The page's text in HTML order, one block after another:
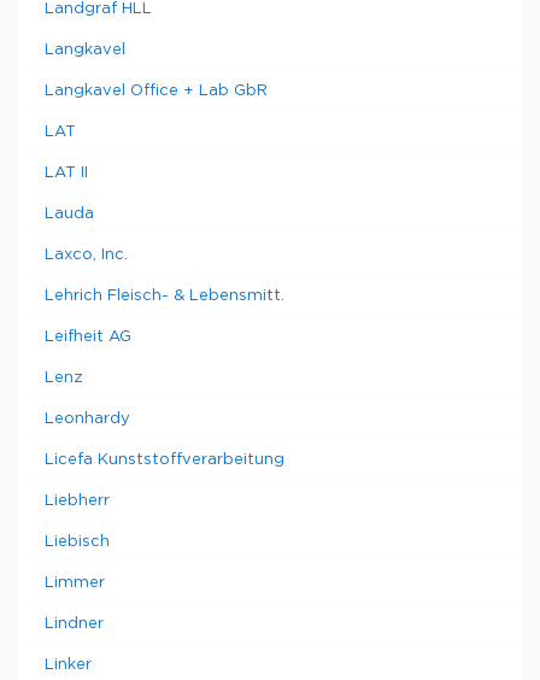
Landgraf HLL
Langkavel
Langkavel Office + Lab GbR
LAT
LAT II
Lauda
Laxco, Inc.
Lehrich Fleisch- & Lebensmitt.
Leifheit AG
Lenz
Leonhardy
Licefa Kunststoffverarbeitung
Liebherr
Liebisch
Limmer
Lindner
Linker